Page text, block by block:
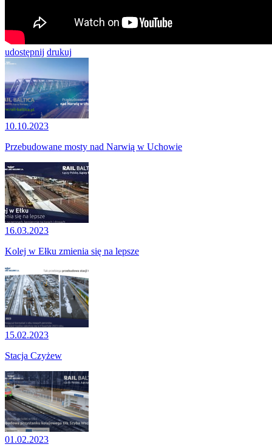
udostępnij drukuj
10.10.2023
Przebudowane mosty nad Narwią w Uchowie
16.03.2023
Kolej w Ełku zmienia się na lepsze
15.02.2023
Stacja Czyżew
01.02.2023